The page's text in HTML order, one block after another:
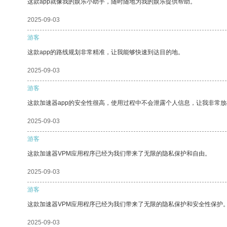
这款app就像我的娱乐小助手，随时随地为我的娱乐提供帮助。
2025-09-03
游客
这款app的路线规划非常精准，让我能够快速到达目的地。
2025-09-03
游客
这款加速器app的安全性很高，使用过程中不会泄露个人信息，让我非常
2025-09-03
游客
这款加速器VPM应用程序已经为我们带来了无限的隐私保护和自由。
2025-09-03
游客
这款加速器VPM应用程序已经为我们带来了无限的隐私保护和安全性保护
2025-09-03